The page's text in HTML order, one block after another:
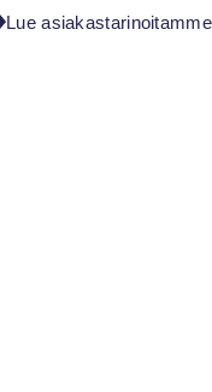
Lue asiakastarinoitamme